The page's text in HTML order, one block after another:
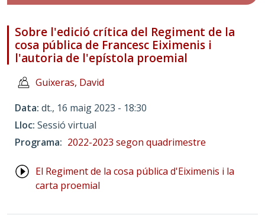
Sobre l'edició crítica del Regiment de la
cosa pública de Francesc Eiximenis i
l'autoria de l'epístola proemial
Guixeras, David
Data dt., 16 maig 2023 - 18:30
Lloc Sessió virtual
Programa
2022-2023 segon quadrimestre
El Regiment de la cosa pública d'Eiximenis i la
carta proemial